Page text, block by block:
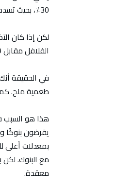
30٪، بحيث تسدد 260 جنيهاً. لذلك أنت تدفع هذا المبلغ.
الفلافل مقابل 19 جنيهاً. وهذا يعني أن ال 260 جنيهاً التي قمت بإرجاعها تشتري 14 قطعة فلافل.
طعمية ملح. كما أعطاك المقرض 20
هذا هو السبب
يقرضون بنوكًا
بمعدلات أعلى
مع البنوك. لكن
معقدة.